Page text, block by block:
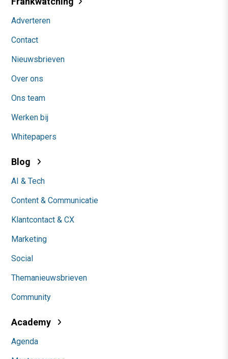
Adverteren
Contact
Nieuwsbrieven
Over ons
Ons team
Werken bij
Whitepapers
Blog
AI & Tech
Content & Communicatie
Klantcontact & CX
Marketing
Social
Themanieuwsbrieven
Community
Academy
Agenda